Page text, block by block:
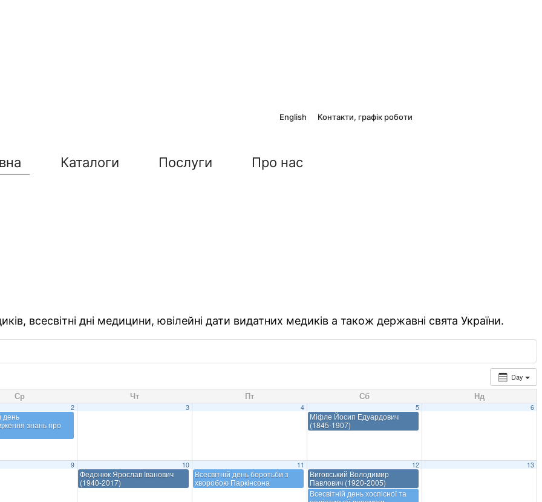
English Контакти, графік роботи
Каталоги Послуги Про нас
всесвітні дні медицини, ювілейні дати видатних медиків а також державні свята України.
Day
Ср Чт Пт Сб Нд
2
день
знань про
3 4 5
Міфле Йосип Едуардович
(1845-1907)
6
9 10
Федонюк Ярослав Іванович
(1940-2017)
11
Всесвітній день боротьби з
хворобою Паркінсона
12
Виговський Володимир
Павлович (1920-2005)
Всесвітній день хоспісної та
13